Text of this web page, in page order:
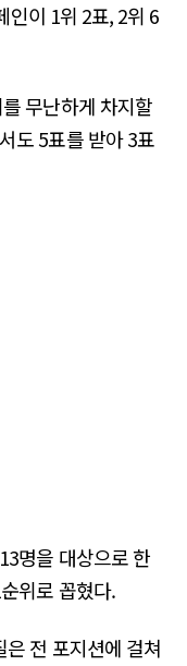
인이 1위 2표, 2위 6
무난하게 차지할
도 5표를 받아 3표
명을 대상으로 한
위로 꼽혔다.
전 포지션에 걸쳐